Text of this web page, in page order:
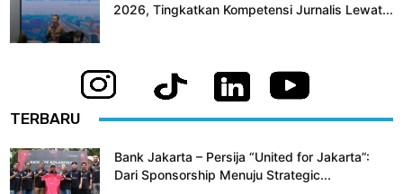
2026, Tingkatkan Kompetensi Jurnalis Lewat...
TERBARU
Bank Jakarta – Persija “United for Jakarta”:
Dari Sponsorship Menuju Strategic...